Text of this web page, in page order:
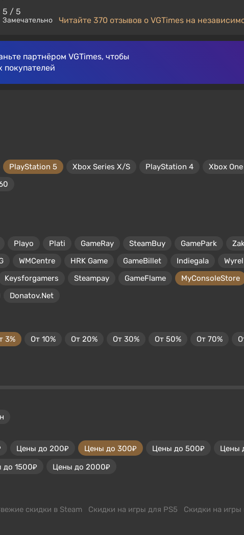
5 / 5
Замечательно Читайте 370 отзывов о VGTimes на
партнёром VGTimes, чтобы
покупателей
PlayStation 5 Xbox Series X/S PlayStation 4 Xbox One
Playo Plati GameRay SteamBuy GamePark
WMCentre HRK Game GameBillet Indiegala Wyrel
Keysforgamers Steampay GameFlame MyConsoleStore
Donatov.Net
3% От 10% От 20% От 30% От 50% От 70%
Цены до 200₽ Цены до 300₽ Цены до 500₽
Цены
до 1500₽ Цены до 2000₽
скидки в Steam Скидки на игры для PS5
Скидки на игры